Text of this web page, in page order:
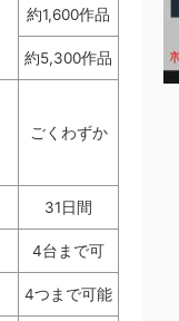
約1,600作品
約5,300作品
ごくわずか
31日間
4台まで可
4つまで可能